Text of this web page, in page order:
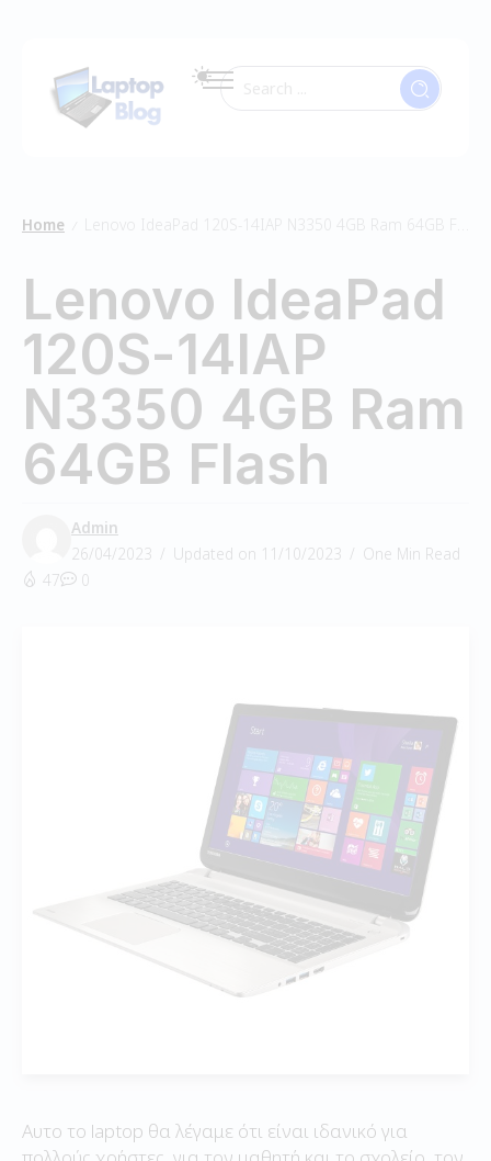
Home Lenovo IdeaPad 120S-14IAP N3350 4GB Ram 64GB Flash
Lenovo IdeaPad
120S-14IAP
N3350 4GB Ram
64GB Flash
Admin
26/04/2023
Updated on 11/10/2023
One Min Read
47
0
Αυτο το laptop θα λέγαμε ότι είναι ιδανικό για